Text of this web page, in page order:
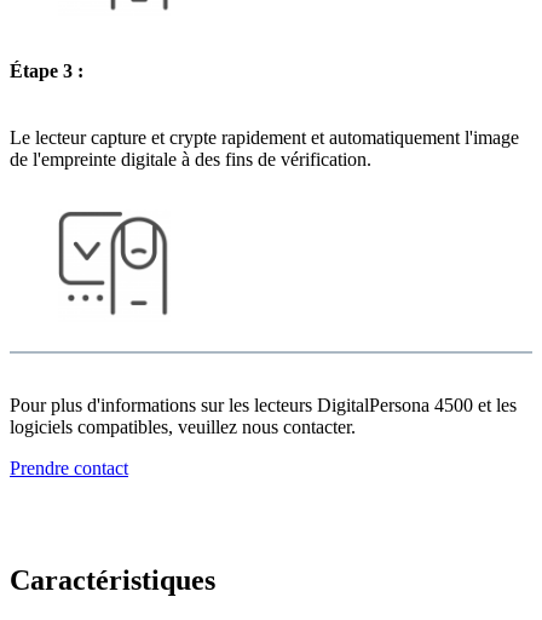
Étape 3 :
Le lecteur capture et crypte rapidement et automatiquement l'image
de l'empreinte digitale à des fins de vérification.
Pour plus d'informations sur les lecteurs DigitalPersona 4500 et les
logiciels compatibles, veuillez nous contacter.
Prendre contact
Caractéristiques